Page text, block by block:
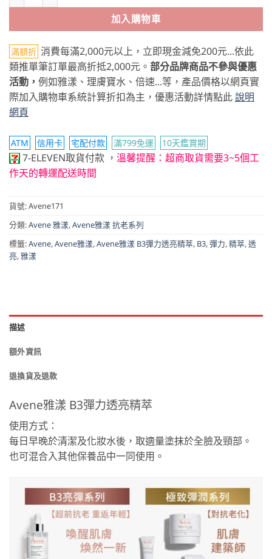
加入購物車
滿額折 消費每滿2,000元以上，立即現金減免200元...依此
類推單筆訂單最高折抵2,000元。 部分品牌商品不參與優惠
活動， 例如雅漾、理膚寶水、倍速...等，產品價格以網頁實
際加入購物車系統計算折扣為主，優惠活動詳情點此說明
網頁
ATM 信用卡 宅配付款 滿799免運 10天鑑賞期
7-ELEVEN取貨付款 ， 溫馨提醒：超商取貨需要3~5個工
作天的轉運配送時間
貨號:Avene171
分類:Avene 雅漾,Avene雅漾 抗老系列
標籤:Avene,Avene雅漾,Avene雅漾 B3彈力透亮精萃, B3,彈力,精萃,透
亮,雅漾
描述
額外資訊
退換貨及退款
Avene雅漾 B3彈力透亮精萃
使用方式：
每日早晚於清潔及化妝水後，取適量塗抹於全臉及頸部。
也可混合入其他保養品中一同使用。